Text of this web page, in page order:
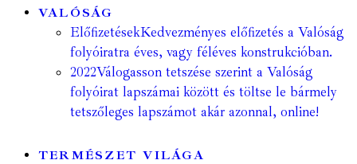
VALÓSÁG
ElőfizetésekKedvezményes előfizetés a Valóság
folyóiratra éves, vagy féléves konstrukcióban.
2022Válogasson tetszése szerint a Valóság
folyóirat lapszámai között és töltse le bármely
tetszőleges lapszámot akár azonnal, online!
TERMÉSZET VILÁGA